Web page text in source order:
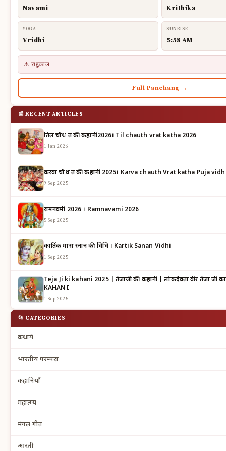
Navami Krithika
YOGA
Vridhi
SUNRISE
5:58 AM
⚠ राहूकाल
Full Panchang →
📰 RECENT ARTICLES
तिल चौथ व्रत की कहानी2026। Til chauth vrat katha 2026
1 Jan 2026
करवा चौथ व्रत की कहानी 2025। Karva chauth Vrat katha Puja
9 Sep 2025
रामनवमी 2026 । Ramnavami 2026
5 Sep 2025
कार्तिक मास स्नान की विधि । Kartik Sanan Vidhi
1 Sep 2025
Teja Ji ki kahani 2025 | तेजाजी की कहानी | लोकदेवता वीर तेजा जी का महात्म्य | TEJAJI KI
KAHANI
1 Sep 2025
📂 CATEGORIES
कथाये
भारतीय परम्परा
कहानियाँ
महात्म्य
मंगल गीत
आरती